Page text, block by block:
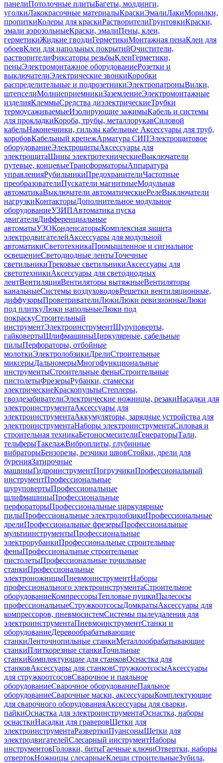
панелиПотолочные плитыБагеты, молдинги,
уголкиЛакокрасочные материалыКраскиЭмалиЛакиМорилки,
пропиткиКолеры для краскиРастворителиГрунтовкиКраски,
эмали аэрозольныеКраски, эмалиПены, клеи,
герметикиЖидкие гвоздиГерметикиМонтажная пенаКлеи для
обоевКлеи для напольных покрытийОчистители,
растворителиФиксаторы резьбыКлеиГерметики,
пеныЭлектромонтажное оборудованиеРозетки и
выключателиЭлектрические звонкиКоробки
распределительные и подрозетникиЭлектропатроныВилки,
штепселиМолниеприемникиЗаземлениеЭлектромонтажные
изделияКлеммыСредства диэлектрическиеТрубки
термоусаживаемыеИзолирующие зажимыКабель и системы
для прокладкиКороба, трубы, металлорукавСиловой
кабельНаконечники, гильзы кабельные Аксессуары для труб,
коробовКабельный крепежАрматура СИПЭлектрощитовое
оборудованиеЭлектрощитыАксессуары для
электрощитаШины электротехническиеВыключатели
путевые, концевыеТрансформаторыАппаратура
управленияРубильникиПредохранителиЧастотные
преобразователиПускатели магнитныеМодульная
автоматикаВыключатели автоматическиеРелеВыключатели
нагрузкиКонтакторыДополнительное модульное
оборудованиеУЗИПАвтоматика пуска
двигателяДифференциальные
автоматыУЗОКонденсаторыКомплексная защита
электродвигателейАксессуары для модульной
автоматикиСветотехникаПромышленное и сигнальное
освещениеСветодиодные лентыТочечные
светильникиТрековые светильникиАксессуары для
светотехникиАксессуары для светодиодных
лентВентиляцияВентиляторы вытяжныеВентиляторы
канальныеСистемы воздуховодовРешетки вентиляционные,
диффузорыПроветривателиЛюкиЛюки ревизионныеЛюки
под плиткуЛюки напольныеЛюки под
покраскуСтроительный
инструментЭлектроинструментШуруповерты,
гайковертыШлифмашиныЦиркулярные, сабельные
пилыПерфораторы, отбойные
молоткиЭлектролобзикиДрелиСтроительные
миксерыДальномерыМногофункциональные
инструментыСтроительные феныСтроительные
пистолетыФрезерыРубанки, стамески
электрическиеКраскопультыСтеплеры,
гвоздезабивателиЭлектрические ножницы, резакиНасадки для
электроинструментаАксессуары для
электроинструментаАккумуляторы, зарядные устройства для
электроинструментаНаборы электроинструментаСиловая и
строительная техникаБетоносмесителиГенераторыТали,
тельферыТакелажВиброплиты, глубинные
вибраторыБензорезы, резчики швовСтойки, дрели для
буренияЗатирочные
машиныГидроинструментПогрузчикиПрофессиональный
инструментПрофессиональные
шуруповертыПрофессиональные
шлифмашиныПрофессиональные
перфораторыПрофессиональные циркулярные
пилыПрофессиональные электролобзикиПрофессиональные
дрелиПрофессиональные фрезерыПрофессиональные
мультиинструментыПрофессиональные
электрорубанкиПрофессиональные строительные
феныПрофессиональные строительные
пистолетыПрофессиональные точильные
станкиПрофессиональные
электроножницыПневмоинструментНаборы
профессионального электроинструментаСтроительное
оборудованиеКомпрессорыТепловые пушкиПылесосы
профессиональныеСтружкоотсосыДомкратыАксессуары для
компрессоров, пневмосистемСистемы пылеудаления для
электроинструментаПневмоинструментСтанки и
оборудованиеДеревообрабатывающие
станкиЛенточнопильные станкиМеталлообрабатывающие
станкиПлиткорезные станкиТочильные
станкиКомплектующие для станковОснастка для
станковАксессуары для станковСтружкоотсосыАксессуары
для стружкоотсосовСварочное и паяльное
оборудованиеСварочное оборудованиеПаяльное
оборудованиеСварочные маски, аксессуарыКомплектующие
для сварочного оборудованияАксессуары для сварки,
пайкиОснастка для электроинструментаОснастка, наборы
оснасткиНасадки для граверовЩетки для
электроинструментаРазверткиПуансоныЩетки для
электродвигателейСлесарный инструментНаборы
инструментовГоловки, битыГаечные ключиОтвертки, наборы
отвертокНожницы слесарныеКлещи строительныеЗубила,